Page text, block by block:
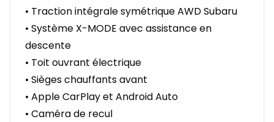
• Traction intégrale symétrique AWD Subaru
• Système X-MODE avec assistance en
descente
• Toit ouvrant électrique
• Sièges chauffants avant
• Apple CarPlay et Android Auto
• Caméra de recul